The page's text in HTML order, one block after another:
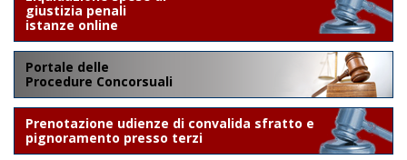
giustizia penali
istanze online
Portale delle
Procedure Concorsuali
Prenotazione udienze di convalida sfratto e
pignoramento presso terzi